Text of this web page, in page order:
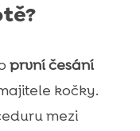
první česání
kočky.
mezi